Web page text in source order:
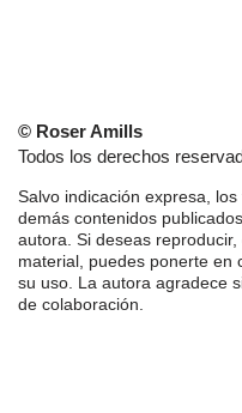
© Roser Amills
Todos los derechos
Salvo indicación expresa,
demás contenidos
autora. Si deseas
material, puedes ponerte en
su uso. La autora agradece
de colaboración.